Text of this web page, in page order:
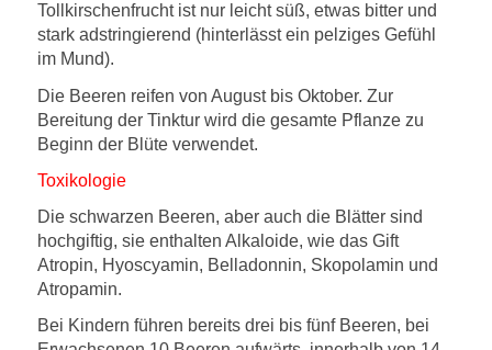
Tollkirschenfrucht ist nur leicht süß, etwas bitter und
stark adstringierend (hinterlässt ein pelziges Gefühl
im Mund).
Die Beeren reifen von August bis Oktober. Zur
Bereitung der Tinktur wird die gesamte Pflanze zu
Beginn der Blüte verwendet.
Toxikologie
Die schwarzen Beeren, aber auch die Blätter sind
hochgiftig, sie enthalten Alkaloide, wie das Gift
Atropin, Hyoscyamin, Belladonnin, Skopolamin und
Atropamin.
Bei Kindern führen bereits drei bis fünf Beeren, bei